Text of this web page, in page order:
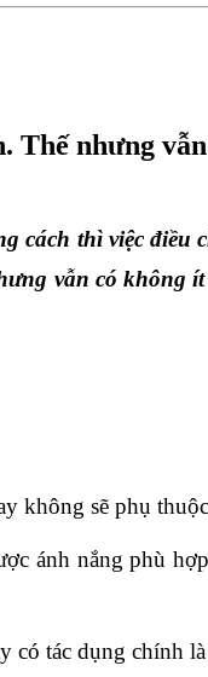
Thế nhưng
cách thì việc điều
vẫn có không
không sẽ phụ
ánh nắng phù
tác dụng chính